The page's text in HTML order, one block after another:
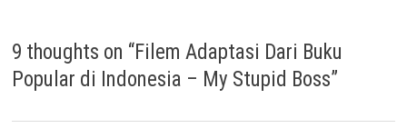
9 thoughts on “Filem Adaptasi Dari Buku
Popular di Indonesia – My Stupid Boss”